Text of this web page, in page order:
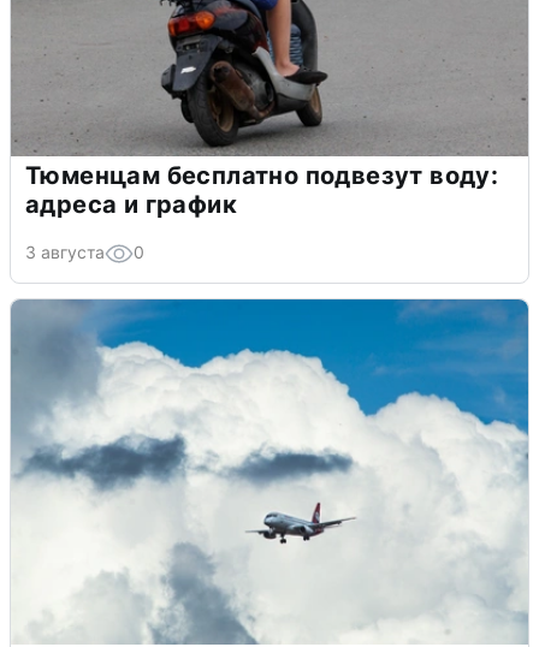
Тюменцам бесплатно подвезут воду:
адреса и график
3 августа 0